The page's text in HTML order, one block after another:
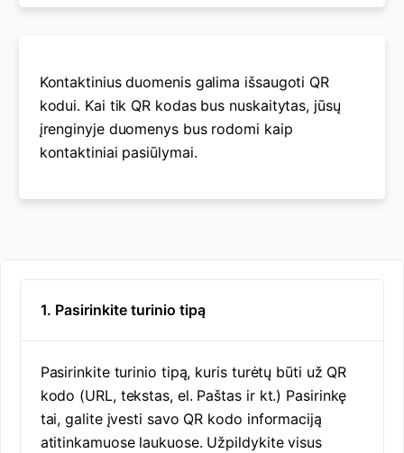
Kontaktinius duomenis galima išsaugoti QR
kodui. Kai tik QR kodas bus nuskaitytas, jūsų
įrenginyje duomenys bus rodomi kaip
kontaktiniai pasiūlymai.
1. Pasirinkite turinio tipą
Pasirinkite turinio tipą, kuris turėtų būti už QR
kodo (URL, tekstas, el. Paštas ir kt.) Pasirinkę
tai, galite įvesti savo QR kodo informaciją
atitinkamuose laukuose. Užpildykite visus